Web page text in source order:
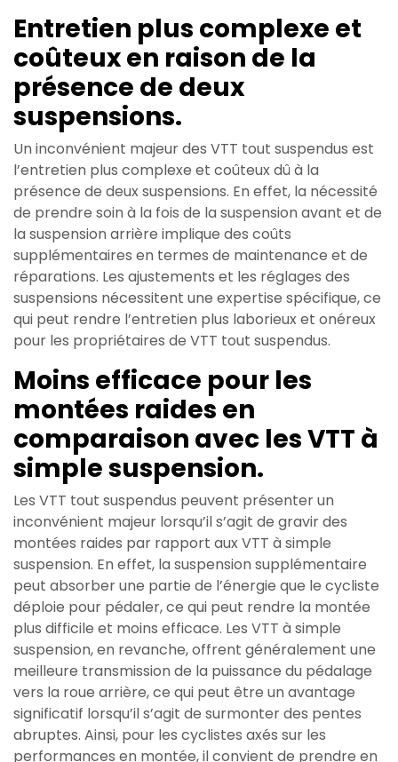
Entretien plus complexe et
coûteux en raison de la
présence de deux
suspensions.
Un inconvénient majeur des VTT tout suspendus est
l’entretien plus complexe et coûteux dû à la
présence de deux suspensions. En effet, la nécessité
de prendre soin à la fois de la suspension avant et de
la suspension arrière implique des coûts
supplémentaires en termes de maintenance et de
réparations. Les ajustements et les réglages des
suspensions nécessitent une expertise spécifique, ce
qui peut rendre l’entretien plus laborieux et onéreux
pour les propriétaires de VTT tout suspendus.
Moins efficace pour les
montées raides en
comparaison avec les VTT à
simple suspension.
Les VTT tout suspendus peuvent présenter un
inconvénient majeur lorsqu’il s’agit de gravir des
montées raides par rapport aux VTT à simple
suspension. En effet, la suspension supplémentaire
peut absorber une partie de l’énergie que le cycliste
déploie pour pédaler, ce qui peut rendre la montée
plus difficile et moins efficace. Les VTT à simple
suspension, en revanche, offrent généralement une
meilleure transmission de la puissance du pédalage
vers la roue arrière, ce qui peut être un avantage
significatif lorsqu’il s’agit de surmonter des pentes
abruptes. Ainsi, pour les cyclistes axés sur les
performances en montée, il convient de prendre en